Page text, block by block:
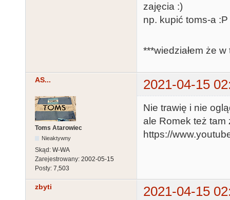
zajęcia :)
np. kupić toms-a :P
***wiedziałem że
AS... 2021-04-15
Toms Atarowiec
Nieaktywny
Skąd: W-WA
Zarejestrowany: 2002-05-15
Posty: 7,503
Nie trawię i nie
ale Romek też tam
https://
zbyti
2021-04-15